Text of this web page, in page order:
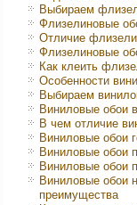
Выбираем
Флизелиновые
Отличие
Флизелиновые
Как клеить
Особенности
Выбираем
Виниловые обои
В чем отличие
Виниловые обои
Виниловые обои
Виниловые обои
Виниловые обои
преимущества